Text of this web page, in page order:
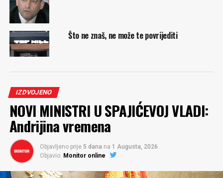
Što ne znaš, ne može te povrijediti
IZDVOJENO
NOVI MINISTRI U SPAJIĆEVOJ VLADI:
Andrijina vremena
Objavljeno prije 5 dana na 1 Augusta, 2026
Objavio: Monitor online